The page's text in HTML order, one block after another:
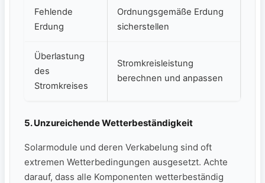
Fehlende
Erdung
Ordnungsgemäße Erdung
sicherstellen
Überlastung
des
Stromkreises
Stromkreisleistung⁤
berechnen und anpassen
5. Unzureichende Wetterbeständigkeit
Solarmodule und deren ⁤Verkabelung sind oft
extremen Wetterbedingungen ausgesetzt. Achte
darauf, dass alle​ Komponenten wetterbeständig